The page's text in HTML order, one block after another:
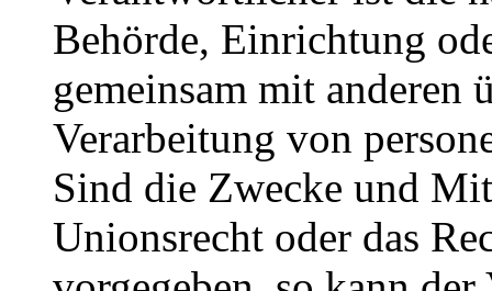
Behörde, Einrichtung
gemeinsam mit
Verarbeitung von
Sind die Zwecke und
Unionsrecht oder das